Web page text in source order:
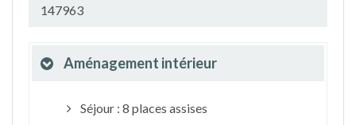
147963
Aménagement intérieur
Séjour : 8 places assises